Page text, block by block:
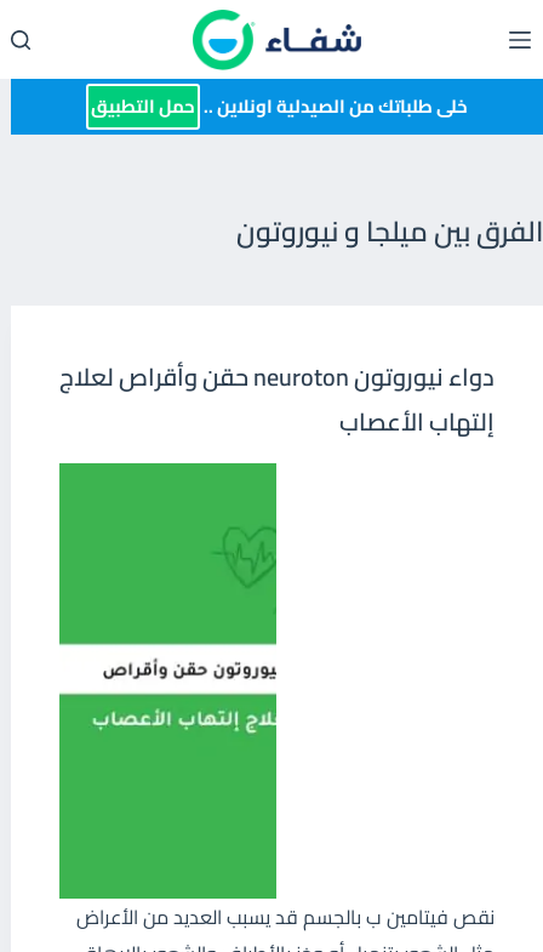
إلى
المحتوى خلى طلباتك من الصيدلية اونلاين .. حمل التطبيق
الفرق بين ميلجا و نيوروتون
دواء نيوروتون neuroton حقن وأقراص لعلاج
إلتهاب الأعصاب
نقص فيتامين ب بالجسم قد يسبب العديد من الأعراض